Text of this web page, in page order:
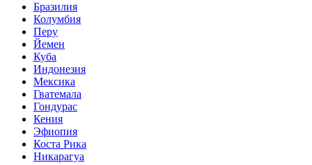
Бразилия
Колумбия
Перу
Йемен
Куба
Индонезия
Мексика
Гватемала
Гондурас
Кения
Эфиопия
Коста Рика
Никарагуа